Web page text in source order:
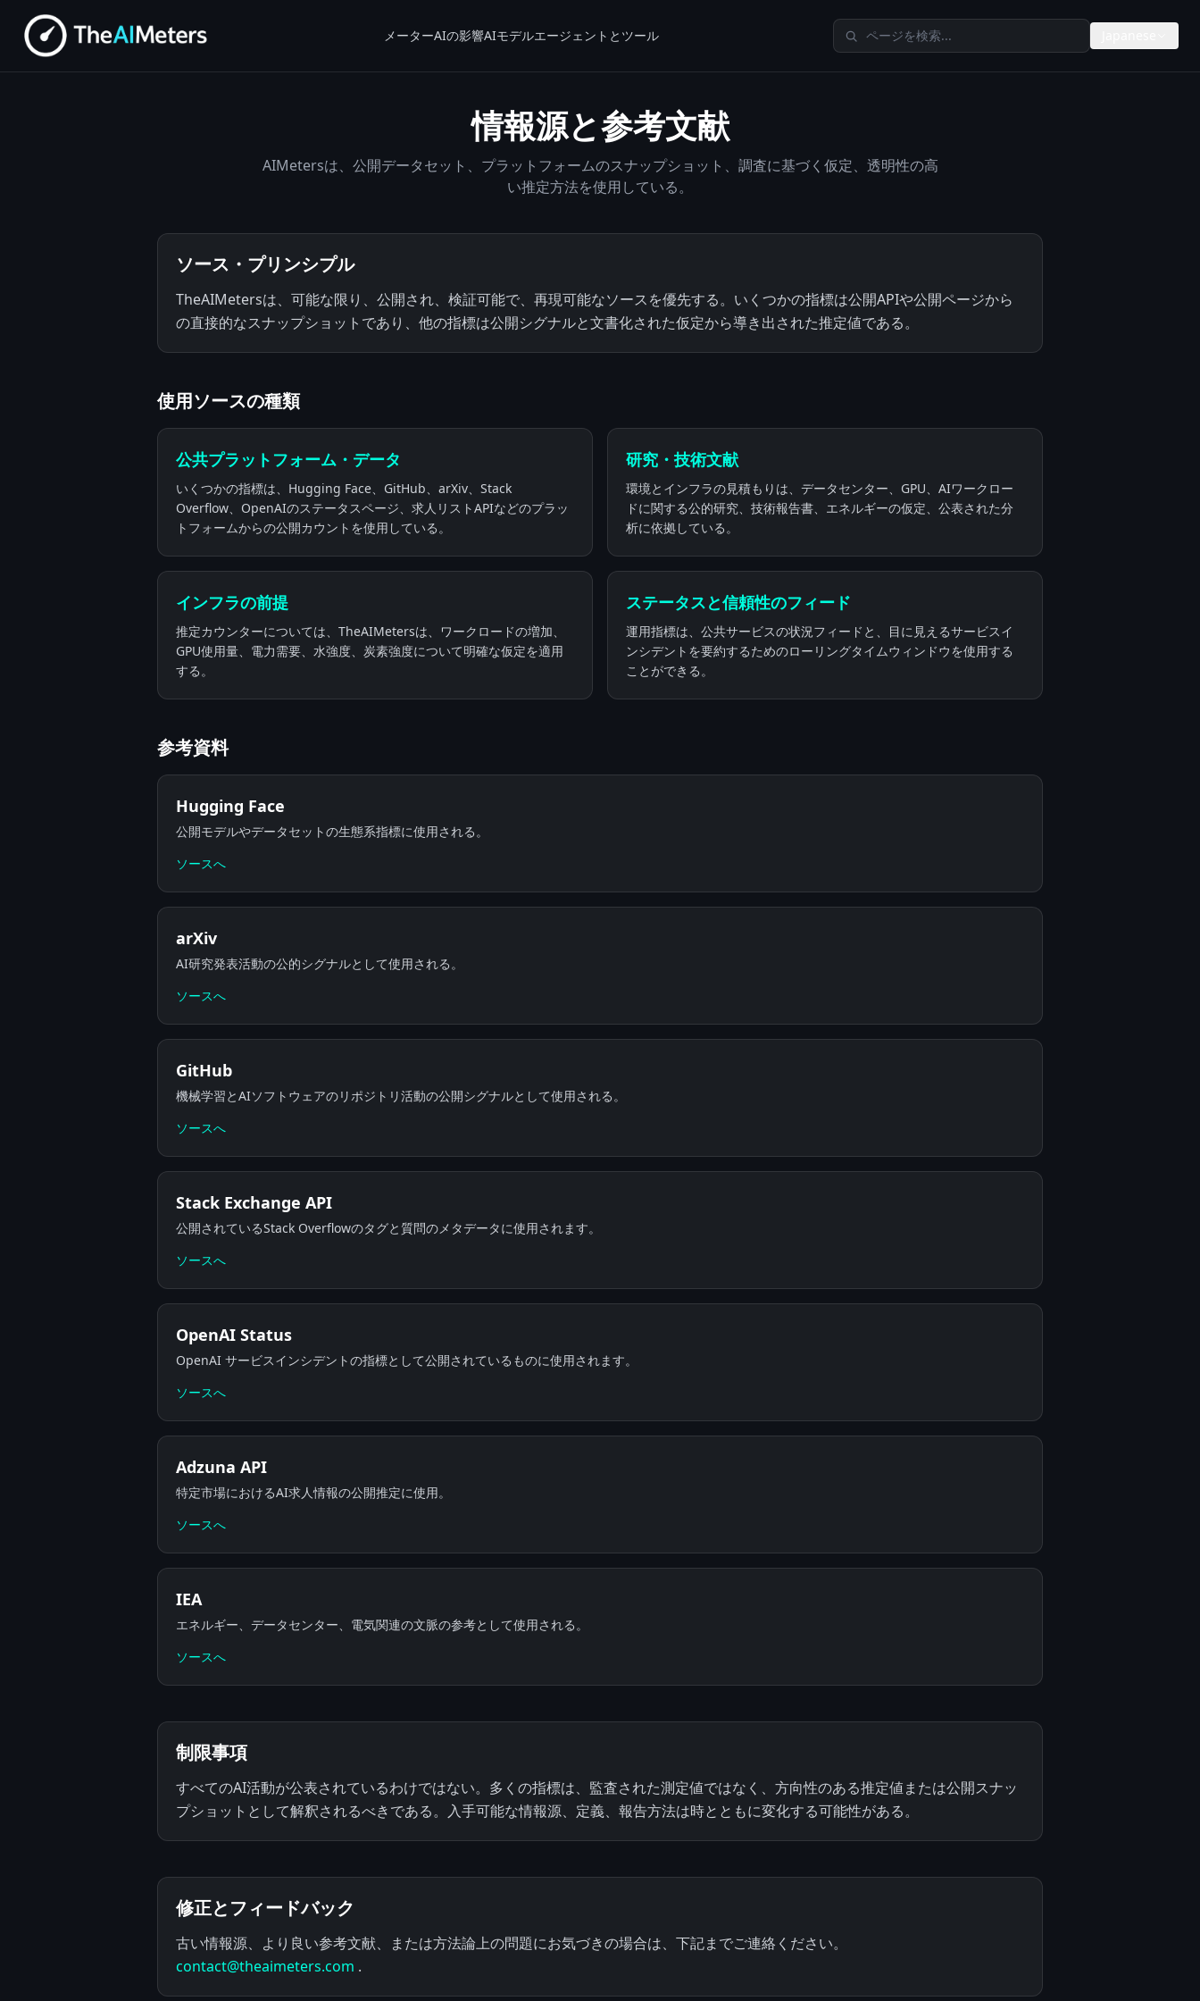
メーターAIの影響AIモデルエージェントとツール TheAIMetersを検索
情報源と参考文献
AIMetersは、公開データセット、プラットフォームのスナップショット、調査に基づく仮定、透明性の高
い推定方法を使用している。
ソース・プリンシプル
TheAIMetersは、可能な限り、公開され、検証可能で、再現可能なソースを優先する。いくつかの指標は公開APIや公開ページから
の直接的なスナップショットであり、他の指標は公開シグナルと文書化された仮定から導き出された推定値である。
使用ソースの種類
公共プラットフォーム・データ
いくつかの指標は、Hugging Face、GitHub、arXiv、Stack
Overflow、OpenAIのステータスページ、求人リストAPIなどのプラッ
トフォームからの公開カウントを使用している。
研究・技術文献
環境とインフラの見積もりは、データセンター、GPU、AIワークロー
ドに関する公的研究、技術報告書、エネルギーの仮定、公表された分
析に依拠している。
インフラの前提
推定カウンターについては、TheAIMetersは、ワークロードの増加、
GPU使用量、電力需要、水強度、炭素強度について明確な仮定を適用
する。
ステータスと信頼性のフィード
運用指標は、公共サービスの状況フィードと、目に見えるサービスイ
ンシデントを要約するためのローリングタイムウィンドウを使用する
ことができる。
参考資料
Hugging Face
公開モデルやデータセットの生態系指標に使用される。
ソースへ
arXiv
AI研究発表活動の公的シグナルとして使用される。
ソースへ
GitHub
機械学習とAIソフトウェアのリポジトリ活動の公開シグナルとして使用される。
ソースへ
Stack Exchange API
公開されているStack Overflowのタグと質問のメタデータに使用されます。
ソースへ
OpenAI Status
OpenAI サービスインシデントの指標として公開されているものに使用されます。
ソースへ
Adzuna API
特定市場におけるAI求人情報の公開推定に使用。
ソースへ
IEA
エネルギー、データセンター、電気関連の文脈の参考として使用される。
ソースへ
制限事項
すべてのAI活動が公表されているわけではない。多くの指標は、監査された測定値ではなく、方向性のある推定値または公開スナッ
プショットとして解釈されるべきである。入手可能な情報源、定義、報告方法は時とともに変化する可能性がある。
修正とフィードバック
古い情報源、より良い参考文献、または方法論上の問題にお気づきの場合は、下記までご連絡ください。
contact@theaimeters.com .